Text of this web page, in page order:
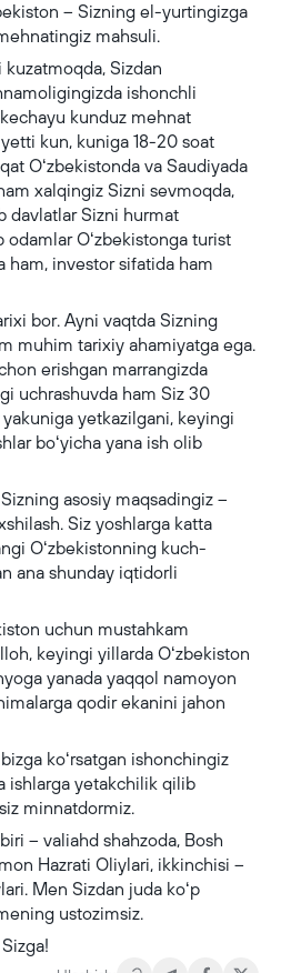
– Sizning el-yurtingizga
mahsuli.
Sizdan
ishonchli
kunduz mehnat
kun, kuniga 18-20 soat
Oʻzbekistonda va Saudiyada
xalqingiz Sizni sevmoqda,
davlatlar Sizni hurmat
odamlar Oʻzbekistonga turist
ham, investor sifatida ham
bor. Ayni vaqtda Sizning
muhim tarixiy ahamiyatga ega.
erishgan marrangizda
uchrashuvda ham Siz 30
yetkazilgani, keyingi
boʻyicha yana ish olib
asosiy maqsadingiz –
Siz yoshlarga katta
Oʻzbekistonning kuch-
ana shunday iqtidorli
uchun mustahkam
keyingi yillarda Oʻzbekiston
yanada yaqqol namoyon
qodir ekanini jahon
koʻrsatgan ishonchingiz
ishlarga yetakchilik qilib
minnatdormiz.
– valiahd shahzoda, Bosh
Hazrati Oliylari, ikkinchisi –
Men Sizdan juda koʻp
ustozimsiz.